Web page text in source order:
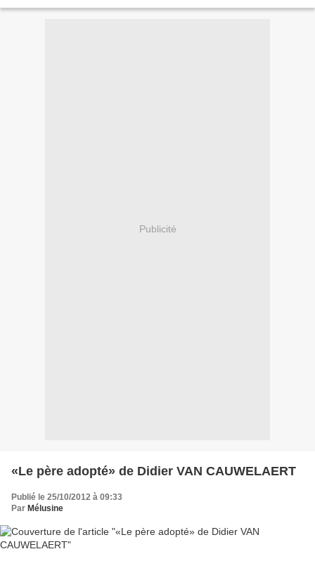
Publicité
«Le père adopté» de Didier VAN CAUWELAERT
Publié le 25/10/2012 à 09:33
Par Mélusine